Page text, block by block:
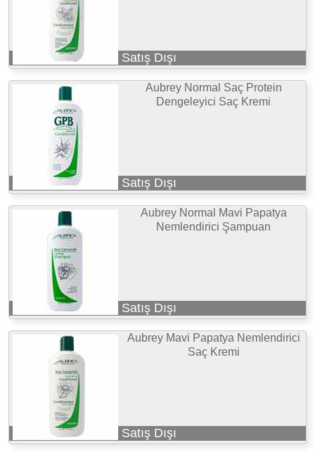
Satış Dışı
Aubrey Normal Saç Protein
Dengeleyici Saç Kremi
Satış Dışı
Aubrey Normal Mavi Papatya
Nemlendirici Şampuan
Satış Dışı
Aubrey Mavi Papatya Nemlendirici
Saç Kremi
Satış Dışı